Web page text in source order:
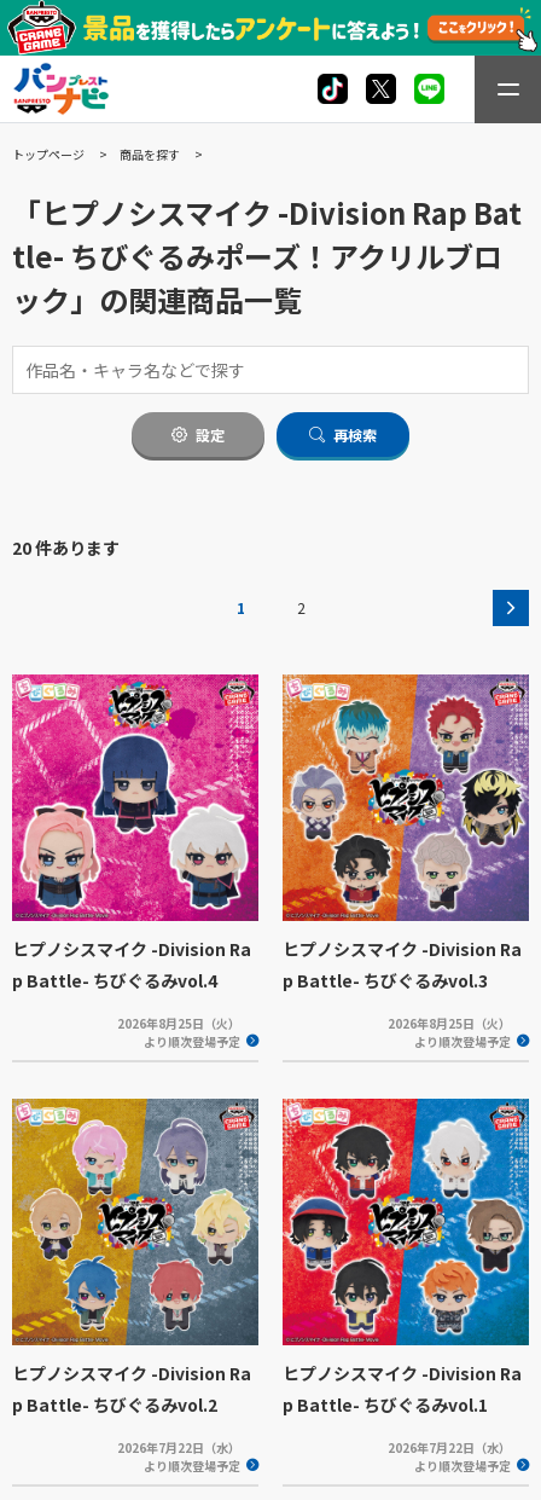
トップページ 商品を探す
「ヒプノシスマイク -Division Rap Bat
tle- ちびぐるみポーズ！アクリルブロ
ック」の関連商品一覧
設定 再検索
20 件あります
1 2
ヒプノシスマイク -Division Ra
p Battle- ちびぐるみvol.4
2026年8月25日（火）
より順次登場予定
ヒプノシスマイク -Division Ra
p Battle- ちびぐるみvol.3
2026年8月25日（火）
より順次登場予定
ヒプノシスマイク -Division Ra
p Battle- ちびぐるみvol.2
2026年7月22日（水）
より順次登場予定
ヒプノシスマイク -Division Ra
p Battle- ちびぐるみvol.1
2026年7月22日（水）
より順次登場予定